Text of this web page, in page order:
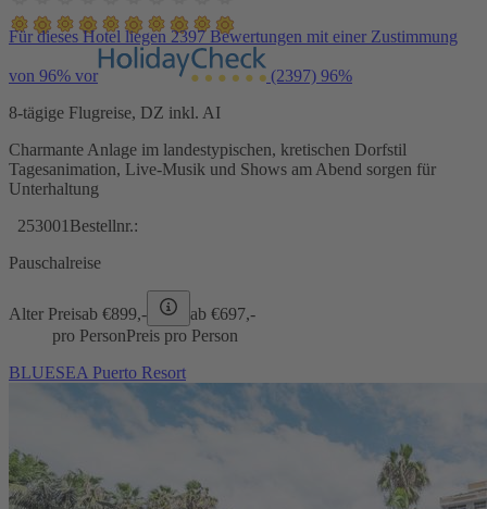
Für dieses Hotel liegen 2397 Bewertungen mit einer Zustimmung
von 96% vor (2397) 96%
8-tägige Flugreise, DZ inkl. AI
Charmante Anlage im landestypischen, kretischen Dorfstil
Tagesanimation, Live-Musik und Shows am Abend sorgen für
Unterhaltung
253001 Bestellnr.:
Pauschalreise
Alter Preisab €899,- ab €697,-
pro PersonPreis pro Person
BLUESEA Puerto Resort